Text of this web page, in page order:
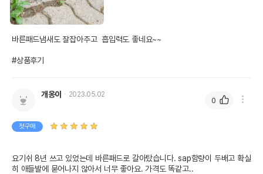
바른패드냄새도 잘잡아주고  흡입력도 좋네요~~
#상품후기
개옹이 2023.05.02
첫구매
요기쉬 8년 쓰고 있었는데 바른패드로 갈아탔습니다. sap함량이 두배고 확실
히 애들발에 묻어나지 않아서 너무 좋아요. 가격도 똑같고..
0